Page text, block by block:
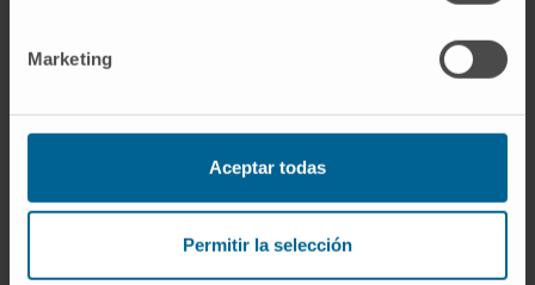
Marketing
Aceptar todas
Permitir la selección